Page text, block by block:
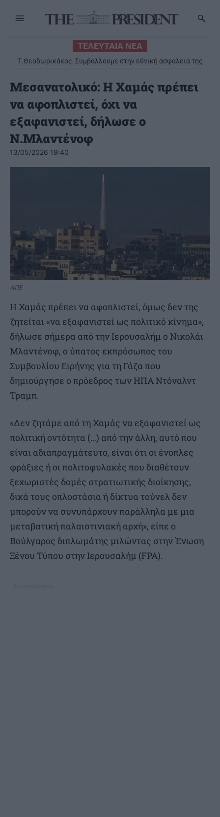
ΤΕΛΕΥΤΑΙΑ ΝΕΑ
Τ.Θεοδωρικάκος: Συμβάλλουμε στην εθνική ασφάλεια της
πατρίδας μας με νέο αναπτυξιακό καθεστώς για την Άμυνα
Χωρίς τις αισθήσεις της ανασύρθηκε 53χρονη από ακάλυπτο
πολυκατοικίας στο Γουδί
Μεσανατολικό: Η Χαμάς πρέπει
να αφοπλιστεί, όχι να
εξαφανιστεί, δήλωσε ο
Ν.Μλαντένοφ
13/05/2026 19:40
ΑΠΕ
Η Χαμάς πρέπει να αφοπλιστεί, όμως δεν της
ζητείται «να εξαφανιστεί ως πολιτικό κίνημα»,
δήλωσε σήμερα από την Ιερουσαλήμ ο Νικολάι
Μλαντένοφ, ο ύπατος εκπρόσωπος του
Συμβουλίου Ειρήνης για τη Γάζα που
δημιούργησε ο πρόεδρος των ΗΠΑ Ντόναλντ
Τραμπ.
«Δεν ζητάμε από τη Χαμάς να εξαφανιστεί ως
πολιτική οντότητα (…) από την άλλη, αυτό που
είναι αδιαπραγμάτευτο, είναι ότι οι ένοπλες
φράξιες ή οι πολιτοφυλακές που διαθέτουν
ξεχωριστές δομές στρατιωτικής διοίκησης,
δικά τους οπλοστάσια ή δίκτυα τούνελ δεν
μπορούν να συνυπάρχουν παράλληλα με μια
μεταβατική παλαιστινιακή αρχή», είπε ο
Βούλγαρος διπλωμάτης μιλώντας στην Ένωση
Ξένου Τύπου στην Ιερουσαλήμ (FPA).